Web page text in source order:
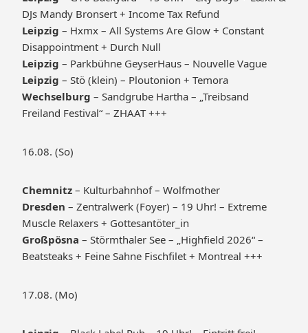
DJs Mandy Bronsert + Income Tax Refund
Leipzig – Hxmx – All Systems Are Glow + Constant
Disappointment + Durch Null
Leipzig – Parkbühne GeyserHaus – Nouvelle Vague
Leipzig – Stö (klein) – Ploutonion + Temora
Wechselburg – Sandgrube Hartha – „Treibsand
Freiland Festival“ – ZHAAT +++
16.08. (So)
Chemnitz – Kulturbahnhof – Wolfmother
Dresden – Zentralwerk (Foyer) – 19 Uhr! – Extreme
Muscle Relaxers + Gottesantöter_in
Großpösna – Störmthaler See – „Highfield 2026“ –
Beatsteaks + Feine Sahne Fischfilet + Montreal +++
17.08. (Mo)